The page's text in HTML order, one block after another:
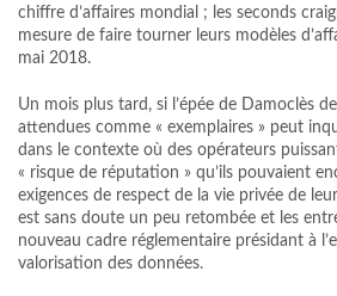
chiffre d’affaires mondial ; les seconds
mesure de faire tourner leurs modèles
mai 2018.
Un mois plus tard, si l’épée de Damoclès
attendues comme « exemplaires » peut
dans le contexte où des opérateurs
« risque de réputation » qu’ils pouvaient
exigences de respect de la vie privée de
est sans doute un peu retombée et les
nouveau cadre réglementaire présidant à
valorisation des données.